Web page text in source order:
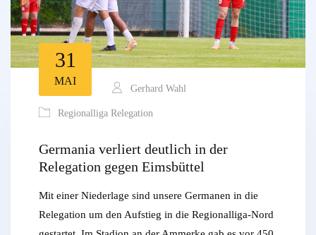
31
MAI
Gerhard Wahl
Regionalliga Relegation
Germania verliert deutlich in der
Relegation gegen Eimsbüttel
Mit einer Niederlage sind unsere Germanen in die
Relegation um den Aufstieg in die Regionalliga-Nord